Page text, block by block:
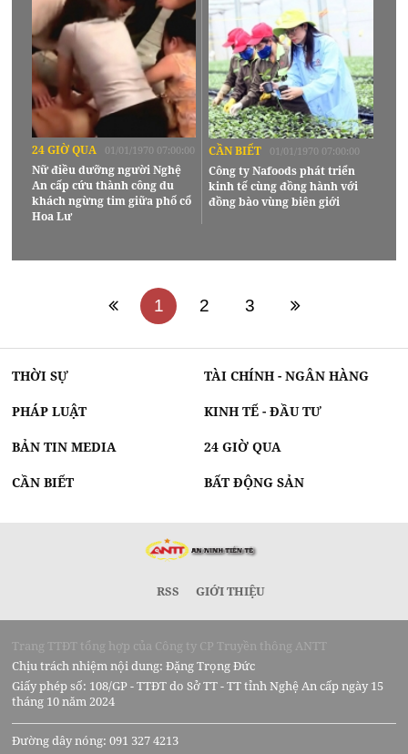
24 GIỜ QUA 01/01/1970 07:00:00
Nữ điều dưỡng người Nghệ
An cấp cứu thành công du
khách ngừng tim giữa phố cổ
Hoa Lư
CẦN BIẾT 01/01/1970 07:00:00
Công ty Nafoods phát triển
kinh tế cùng đồng hành với
đồng bào vùng biên giới
1 2 3
THỜI SỰ TÀI CHÍNH - NGÂN HÀNG
PHÁP LUẬT KINH TẾ - ĐẦU TƯ
BẢN TIN MEDIA 24 GIỜ QUA
CẦN BIẾT BẤT ĐỘNG SẢN
RSS GIỚI THIỆU
Trang TTĐT tổng hợp của Công ty CP Truyền thông ANTT
Chịu trách nhiệm nội dung: Đặng Trọng Đức
Giấy phép số: 108/GP - TTĐT do Sở TT - TT tỉnh Nghệ An cấp ngày 15
tháng 10 năm 2024
Đường dây nóng: 091 327 4213